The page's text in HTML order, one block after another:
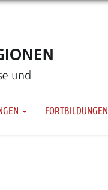
FORTBILDUNGEN